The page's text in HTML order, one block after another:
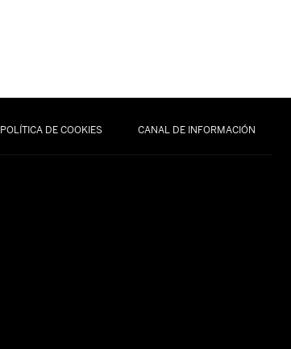
POLÍTICA DE COOKIES CANAL DE INFORMACIÓN